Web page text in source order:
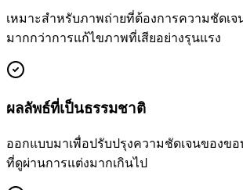
เหมาะสำหรับภาพถ่ายที่ต้องการความชัดเจ
มากกว่าการแก้ไขภาพที่เสียอย่างรุนแรง
ผลลัพธ์ที่เป็นธรรมชาติ
ออกแบบมาเพื่อปรับปรุงความชัดเจนของข
ที่ดูผ่านการแต่งมากเกินไป